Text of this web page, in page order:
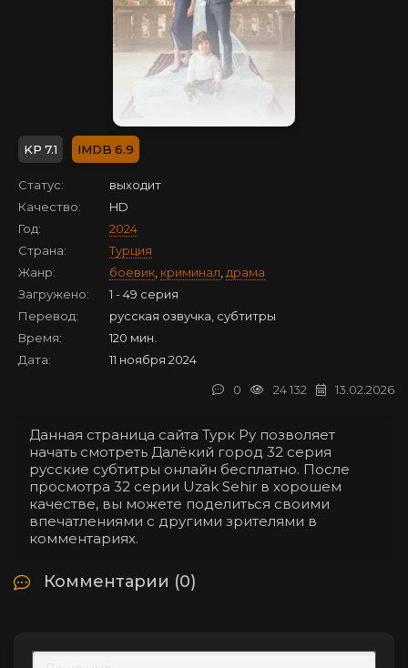
7.1 6.9
Статус:
выходит
Качество:
HD
Год:
2024
Страна:
Турция
Жанр:
боевик криминал драма
Загружено:
1 - 49 серия
Перевод:
русская озвучка, субтитры
Время:
120 мин.
Дата:
11 ноября 2024
13.02.2026
24 132
0
Данная страница сайта Турк Ру позволяет
начать смотреть Далёкий город 32 серия
русские субтитры онлайн бесплатно. После
просмотра 32 серии Uzak Sehir в хорошем
качестве, вы можете поделиться своими
впечатлениями с другими зрителями в
комментариях.
Комментарии (0)